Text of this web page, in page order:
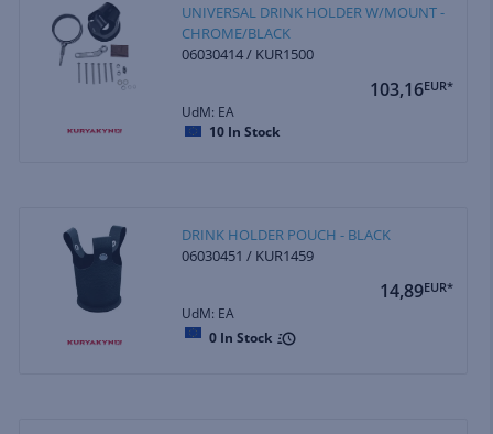
UNIVERSAL DRINK HOLDER W/MOUNT -
CHROME/BLACK
06030414 / KUR1500
103,16EUR*
UdM: EA
10 In Stock
DRINK HOLDER POUCH - BLACK
06030451 / KUR1459
14,89EUR*
UdM: EA
0 In Stock